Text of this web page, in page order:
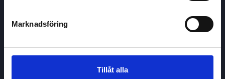
Marknadsföring
Tillåt alla
OmAktiekampen